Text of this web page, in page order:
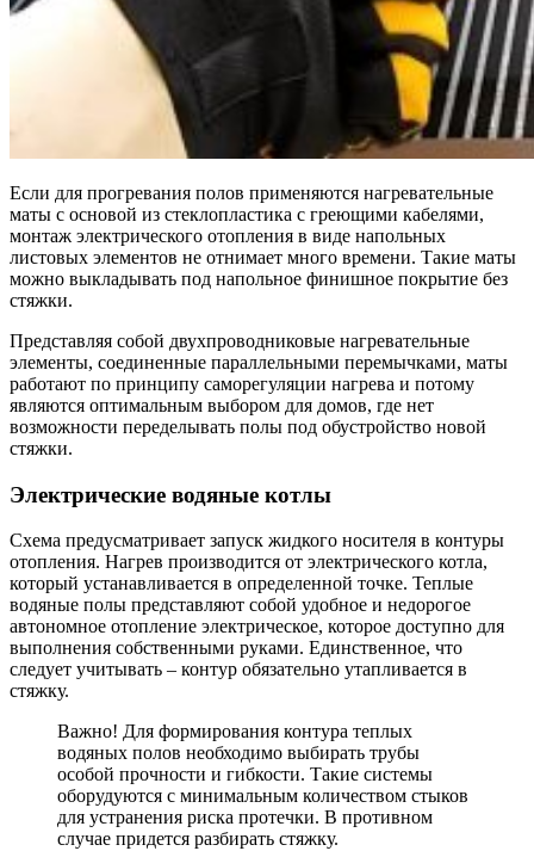
Если для прогревания полов применяются нагревательные
маты с основой из стеклопластика с греющими кабелями,
монтаж электрического отопления в виде напольных
листовых элементов не отнимает много времени. Такие маты
можно выкладывать под напольное финишное покрытие без
стяжки.
Представляя собой двухпроводниковые нагревательные
элементы, соединенные параллельными перемычками, маты
работают по принципу саморегуляции нагрева и потому
являются оптимальным выбором для домов, где нет
возможности переделывать полы под обустройство новой
стяжки.
Электрические водяные котлы
Схема предусматривает запуск жидкого носителя в контуры
отопления. Нагрев производится от электрического котла,
который устанавливается в определенной точке. Теплые
водяные полы представляют собой удобное и недорогое
автономное отопление электрическое, которое доступно для
выполнения собственными руками. Единственное, что
следует учитывать – контур обязательно утапливается в
стяжку.
Важно! Для формирования контура теплых
водяных полов необходимо выбирать трубы
особой прочности и гибкости. Такие системы
оборудуются с минимальным количеством стыков
для устранения риска протечки. В противном
случае придется разбирать стяжку.